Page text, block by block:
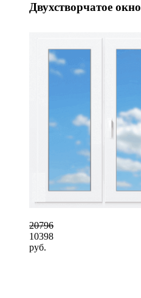
Двухстворчатое окно
20796
10398
руб.